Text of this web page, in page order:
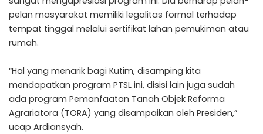
pelan masyarakat memiliki legalitas formal terhadap
tempat tinggal melalui sertifikat lahan pemukiman atau
rumah.
“Hal yang menarik bagi Kutim, disamping kita
mendapatkan program PTSL ini, disisi lain juga sudah
ada program Pemanfaatan Tanah Objek Reforma
Agrariatora (TORA) yang disampaikan oleh Presiden,”
ucap Ardiansyah.